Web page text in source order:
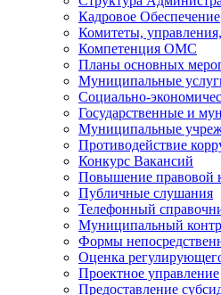
Кадровое Обеспечение
Комитеты,
Компетенция ОМС
Планы основных
Муниципальные
Социально-
Государственные и
Муниципальные
Противодействие
Конкурс Вакансий
Повышение правовой
Публичные слушания
Телефонный
Муниципальный
Формы
Оценка
Проектное управление
Предоставление